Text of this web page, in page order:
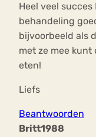
Heel veel
behandeling
bijvoorbeeld als
met ze mee kunt
eten!
Liefs
Beantwoorden
Britt1988